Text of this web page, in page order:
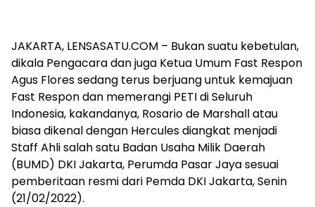
JAKARTA, LENSASATU.COM – Bukan suatu kebetulan,
dikala Pengacara dan juga Ketua Umum Fast Respon
Agus Flores sedang terus berjuang untuk kemajuan
Fast Respon dan memerangi PETI di Seluruh
Indonesia, kakandanya, Rosario de Marshall atau
biasa dikenal dengan Hercules diangkat menjadi
Staff Ahli salah satu Badan Usaha Milik Daerah
(BUMD) DKI Jakarta, Perumda Pasar Jaya sesuai
pemberitaan resmi dari Pemda DKI Jakarta, Senin
(21/02/2022).